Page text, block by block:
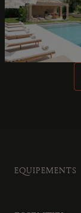
EQUIPEMENTS